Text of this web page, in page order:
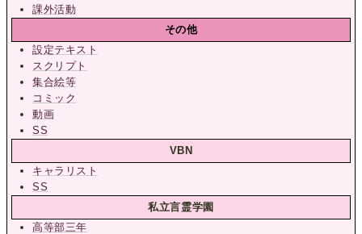
課外活動
その他
設定テキスト
スクリプト
集合絵等
コミック
動画
SS
VBN
キャラリスト
SS
私立言霊学園
高等部三年